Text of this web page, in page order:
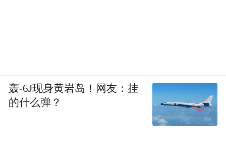
轰-6J现身黄岩岛！网友：挂
的什么弹？